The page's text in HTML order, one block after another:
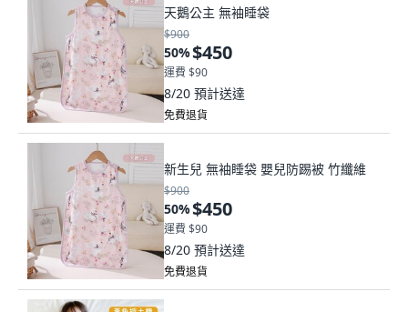
天鵝公主 無袖睡袋
$900
50%$450
運費 $90
8/20 預計送達
免費退貨
新生兒 無袖睡袋 嬰兒防踢被 竹纖維
$900
50%$450
運費 $90
8/20 預計送達
免費退貨